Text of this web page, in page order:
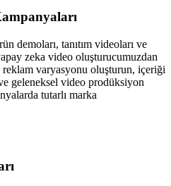
demoları, tanıtım videoları ve
zeka video oluşturucumuzdan
varyasyonu oluşturun, içeriği
geleneksel video prodüksiyon
tutarlı marka